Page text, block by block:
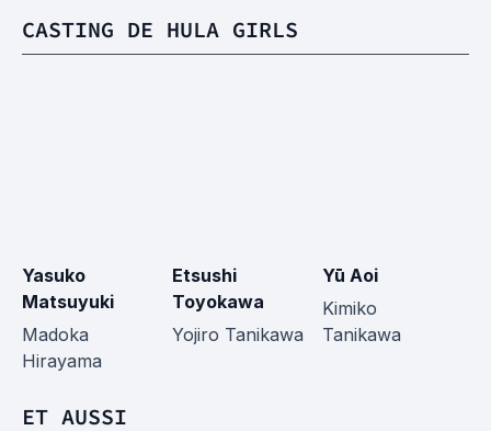
CASTING DE HULA GIRLS
Yasuko
Matsuyuki
Madoka
Hirayama
Etsushi
Toyokawa
Yojiro Tanikawa
Yū Aoi
Kimiko
Tanikawa
ET AUSSI